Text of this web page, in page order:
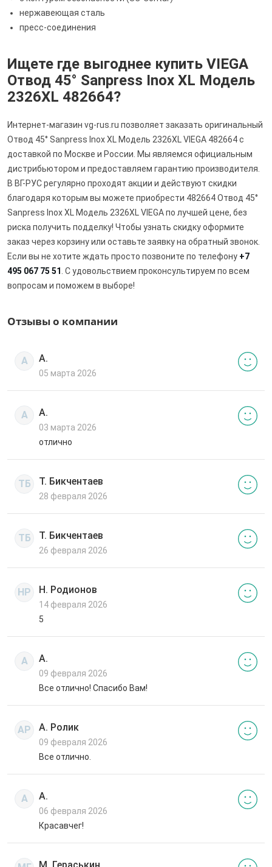
нержавеющая сталь
пресс-соединения
Ищете где выгоднее купить VIEGA
Отвод 45° Sanpress Inox XL Модель
2326XL 482664?
Интернет-магазин vg-rus.ru позволяет заказать оригинальный
Отвод 45° Sanpress Inox XL Модель 2326XL VIEGA 482664 с
доставкой по Москве и России. Мы являемся официальным
дистрибьютором и предоставляем гарантию производителя.
В ВГ-РУС регулярно проходят акции и действуют скидки
благодаря которым вы можете приобрести 482664 Отвод 45°
Sanpress Inox XL Модель 2326XL VIEGA по лучшей цене, без
риска получить подделку! Чтобы узнать скидку оформите
заказ через корзину или оставьте заявку на обратный звонок.
Если вы не хотите ждать просто позвоните по телефону +7
495 067 75 51 . С удовольствием проконсультируем по всем
вопросам и поможем в выборе!
Отзывы о компании
А А.
05 марта 2026
А А.
03 марта 2026
отлично
ТБ Т. Бикчентаев
28 февраля 2026
ТБ Т. Бикчентаев
26 февраля 2026
НР Н. Родионов
14 февраля 2026
5
А А.
09 февраля 2026
Все отлично! Спасибо Вам!
АР А. Ролик
09 февраля 2026
Все отлично.
А А.
06 февраля 2026
Красавчег!